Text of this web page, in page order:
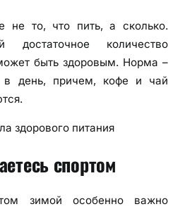
не то, что пить, а сколько.
достаточное количество
быть здоровым. Норма –
в день, причем, кофе и чай
здорового питания
спортом
зимой особенно важно